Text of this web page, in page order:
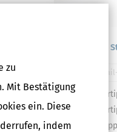
zu
Mit Bestätigung
ein. Diese
indem
Kostenlose